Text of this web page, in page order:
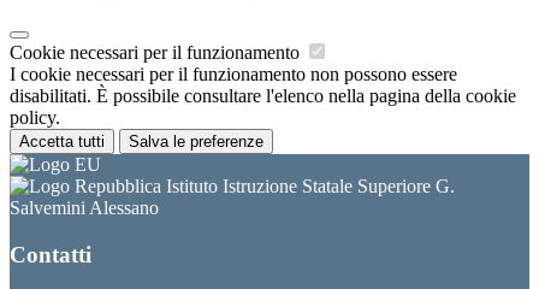
Cookie necessari per il funzionamento
I cookie necessari per il funzionamento non possono essere
disabilitati. È possibile consultare l'elenco nella pagina della cookie
policy.
Accetta tutti Salva le preferenze
Istituto Istruzione Statale Superiore G.
Salvemini Alessano
Contatti